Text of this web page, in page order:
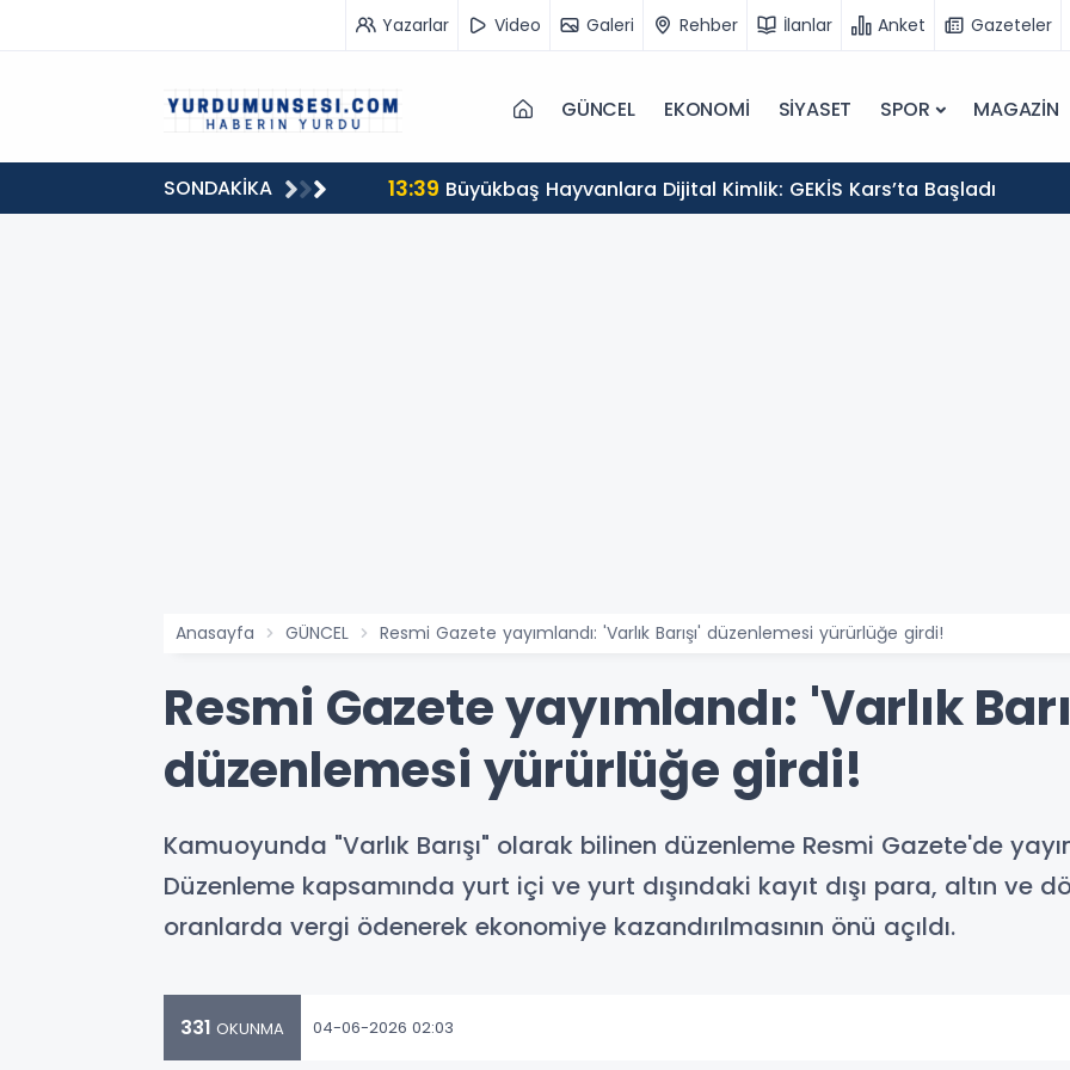
Yazarlar Video Galeri Rehber İlanlar Anket Gazeteler
GÜNCEL EKONOMİ SİYASET SPOR MAGAZİN
SONDAKİKA
milyon 549 bin 594 TL. bağış 13:39 Büyükbaş Hayvanlara Dijital Kimlik: GEKİS Kars’ta Başladı
Anasayfa GÜNCEL Resmi Gazete yayımlandı: 'Varlık Barışı' düzenlemesi yürürlüğe girdi!
Resmi Gazete yayımlandı: 'Varlık
düzenlemesi yürürlüğe girdi!
Kamuoyunda "Varlık Barışı" olarak bilinen düzenleme Resmi Gazete'de
Düzenleme kapsamında yurt içi ve yurt dışındaki kayıt dışı para, altın ve
oranlarda vergi ödenerek ekonomiye kazandırılmasının önü açıldı.
331 OKUNMA 04-06-2026 02:03